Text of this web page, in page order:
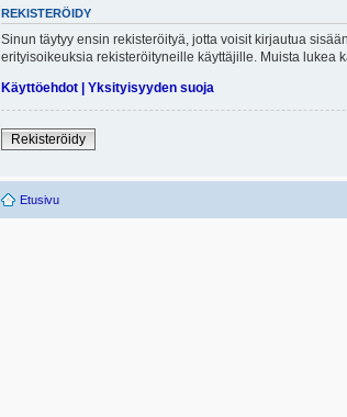
REKISTERÖIDY
Sinun täytyy ensin rekisteröityä, jotta voisit kirjautua
erityisoikeuksia rekisteröityneille käyttäjille. Muista lukea
Käyttöehdot | Yksityisyyden suoja
Rekisteröidy
Etusivu